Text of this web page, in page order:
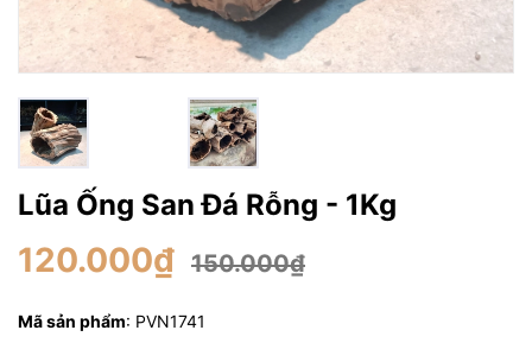
Lũa Ống San Đá Rỗng - 1Kg
120.000₫ 150.000₫
Mã sản phẩm: PVN1741